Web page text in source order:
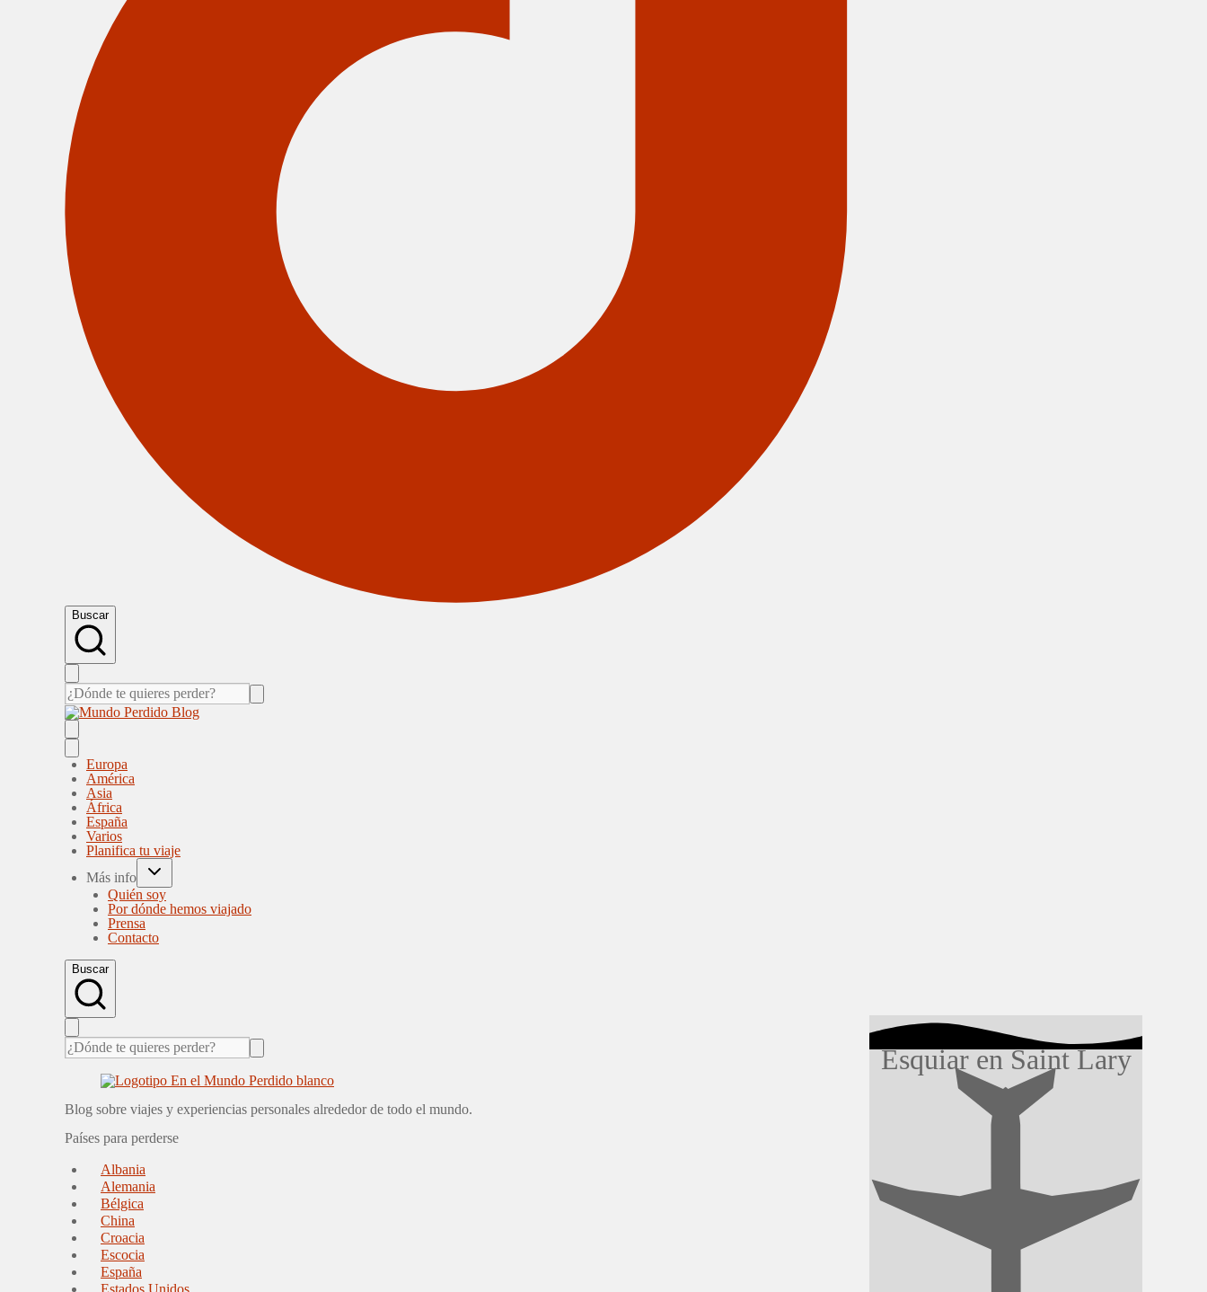
Buscar
Europa
América
Asia
África
España
Varios
Planifica tu viaje
Más info
Quién soy
Por dónde hemos viajado
Prensa
Contacto
Buscar
Esquiar en Saint Lary
Blog sobre viajes y experiencias personales alrededor de todo el mundo.
Países para perderse
Albania
Alemania
Bélgica
China
Croacia
Escocia
España